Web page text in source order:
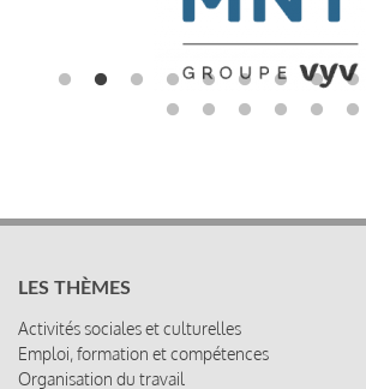
LES THÈMES
Activités sociales et culturelles
Emploi, formation et compétences
Organisation du travail